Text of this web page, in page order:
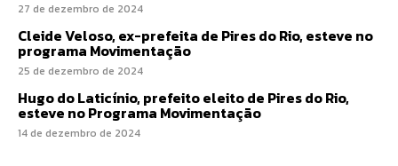
27 de dezembro de 2024
Cleide Veloso, ex-prefeita de Pires do Rio, esteve no
programa Movimentação
25 de dezembro de 2024
Hugo do Laticínio, prefeito eleito de Pires do Rio,
esteve no Programa Movimentação
14 de dezembro de 2024